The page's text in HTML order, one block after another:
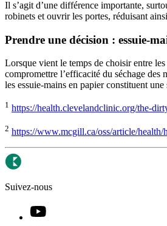
Il s’agit d’une différence importante,
robinets et ouvrir les portes, réduisant
Prendre une décision : essuie-
Lorsque vient le temps de choisir entre
compromettre l’efficacité du séchage
les essuie-mains en papier constituent
1 https://health.clevelandclinic.org/the-
2 https://www.mcgill.ca/oss/article/
Suivez-nous